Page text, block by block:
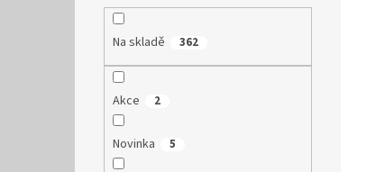
Na skladě 362
Akce 2
Novinka 5